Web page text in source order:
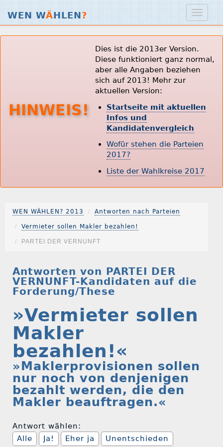
WEN WÄHLEN?
HINWEIS!
Dies ist die 2013er Version.
Diese funktioniert ganz normal,
aber alle Angaben beziehen
sich auf 2013! Mehr zur
aktuellen Version:
Startseite mit aktuellen
Infos und
Kandidatenvergleich
Wofür stehen die Parteien
2017?
Liste der Wahlkreise 2017
WEN WÄHLEN? 2013 Antworten nach Parteien
Vermieter sollen Makler bezahlen!
PARTEI DER VERNUNFT
Antworten von PARTEI DER
VERNUNFT-Kandidaten auf die
Forderung/These
»Vermieter sollen
Makler
bezahlen!«
»Maklerprovisionen sollen
nur noch von denjenigen
bezahlt werden, die den
Makler beauftragen.«
Antwort wählen:
Alle
Ja! Eher ja Unentschieden